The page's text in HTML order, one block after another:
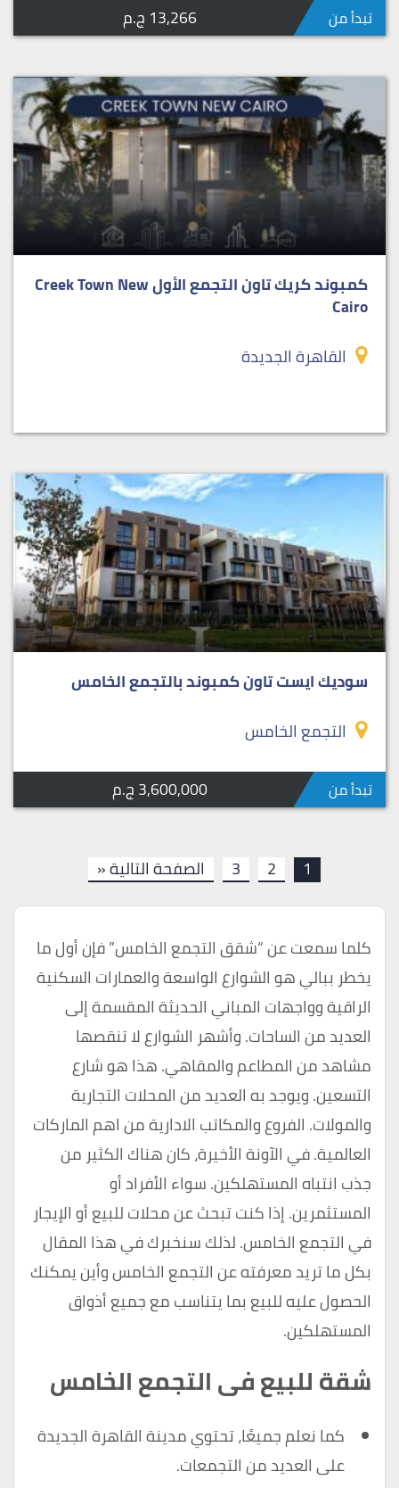
تبدأ من 13,266 ج.م
كمبوند كريك تاون التجمع الأول Creek Town New
Cairo
القاهرة الجديدة
سوديك ايست تاون كمبوند بالتجمع الخامس
التجمع الخامس
تبدأ من 3,600,000 ج.م
1
2
3 الصفحة التالية «
كلما سمعت عن “شقق التجمع الخامس” فإن أول ما
يخطر ببالي هو الشوارع الواسعة والعمارات السكنية
الراقية وواجهات المباني الحديثة المقسمة إلى
العديد من الساحات. وأشهر الشوارع لا تنقصها
مشاهد من المطاعم والمقاهي. هذا هو شارع
التسعين. ويوجد به العديد من المحلات التجارية
والمولات. الفروع والمكاتب الادارية من اهم الماركات
العالمية. في الآونة الأخيرة، كان هناك الكثير من
جذب انتباه المستهلكين. سواء الأفراد أو
المستثمرين. إذا كنت تبحث عن محلات للبيع أو الإيجار
في التجمع الخامس. لذلك سنخبرك في هذا المقال
بكل ما تريد معرفته عن التجمع الخامس وأين يمكنك
الحصول عليه للبيع بما يتناسب مع جميع أذواق
المستهلكين.
شقة للبيع فى التجمع الخامس
كما نعلم جميعًا، تحتوي مدينة القاهرة الجديدة
على العديد من التجمعات.